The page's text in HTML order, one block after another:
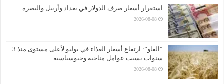
استقرار أسعار صرف الدولار في بغداد وأربيل والبصرة
2026-08-08
“الفاو”: ارتفاع أسعار الغذاء في يوليو لأعلى مستوى منذ 3
سنوات بسبب عوامل مناخية وجيوسياسية
2026-08-08